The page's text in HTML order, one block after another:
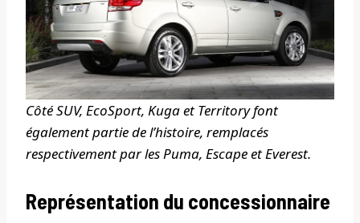
Côté SUV, EcoSport, Kuga et Territory font
également partie de l’histoire, remplacés
respectivement par les Puma, Escape et Everest.
Représentation du concessionnaire